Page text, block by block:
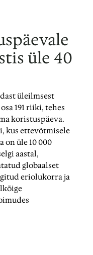
üle 40
üleilmsest
191 riiki, tehes
koristuspäeva.
kus ettevõtmisele
on üle 10 000
aastal,
globaalset
eriolukorra ja